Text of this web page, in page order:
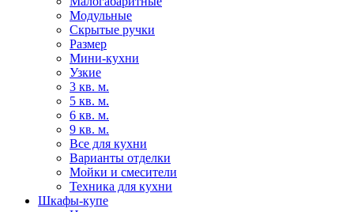
Модульные
Скрытые ручки
Размер
Мини-кухни
Узкие
3 кв. м.
5 кв. м.
6 кв. м.
9 кв. м.
Все для кухни
Варианты отделки
Мойки и смесители
Техника для кухни
Шкафы-купе